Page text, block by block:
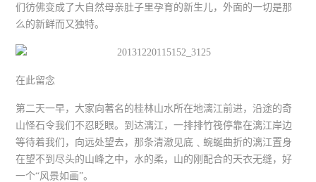
们彷佛变成了大自然母亲肚子里孕育的新生儿，外面的一切是那
么的新鲜而又独特。
在此留念
第二天一早，大家向著名的桂林山水所在地漓江前进，沿途的奇
山怪石令我们不忍眨眼。到达漓江，一排排竹筏停靠在漓江岸边
等待着我们，向远处望去，那条清澈见底﹑蜿蜒曲折的漓江置身
在望不到尽头的山峰之中，水的柔，山的刚配合的天衣无缝，好
一个“风景如画”。